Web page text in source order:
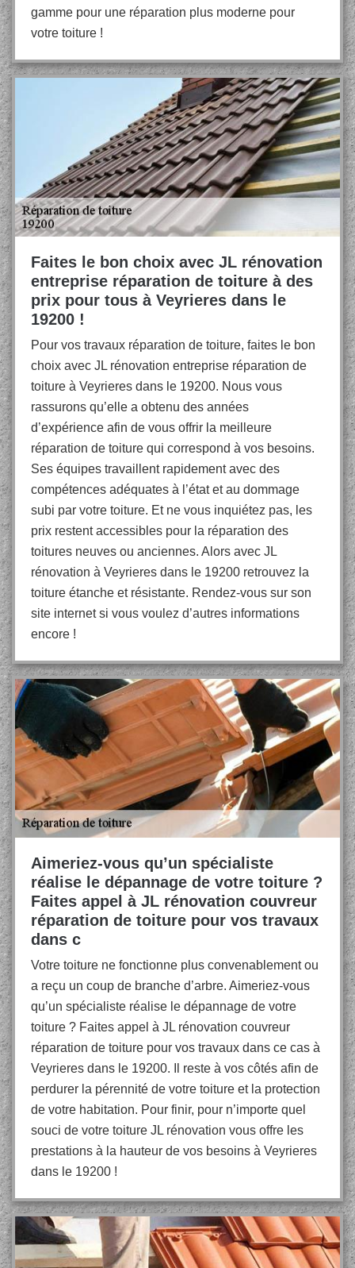
gamme pour une réparation plus moderne pour
votre toiture !
Faites le bon choix avec JL rénovation
entreprise réparation de toiture à des
prix pour tous à Veyrieres dans le
19200 !
Pour vos travaux réparation de toiture, faites le bon
choix avec JL rénovation entreprise réparation de
toiture à Veyrieres dans le 19200. Nous vous
rassurons qu’elle a obtenu des années
d’expérience afin de vous offrir la meilleure
réparation de toiture qui correspond à vos besoins.
Ses équipes travaillent rapidement avec des
compétences adéquates à l’état et au dommage
subi par votre toiture. Et ne vous inquiétez pas, les
prix restent accessibles pour la réparation des
toitures neuves ou anciennes. Alors avec JL
rénovation à Veyrieres dans le 19200 retrouvez la
toiture étanche et résistante. Rendez-vous sur son
site internet si vous voulez d’autres informations
encore !
Aimeriez-vous qu’un spécialiste
réalise le dépannage de votre toiture ?
Faites appel à JL rénovation couvreur
réparation de toiture pour vos travaux
dans c
Votre toiture ne fonctionne plus convenablement ou
a reçu un coup de branche d’arbre. Aimeriez-vous
qu’un spécialiste réalise le dépannage de votre
toiture ? Faites appel à JL rénovation couvreur
réparation de toiture pour vos travaux dans ce cas à
Veyrieres dans le 19200. Il reste à vos côtés afin de
perdurer la pérennité de votre toiture et la protection
de votre habitation. Pour finir, pour n’importe quel
souci de votre toiture JL rénovation vous offre les
prestations à la hauteur de vos besoins à Veyrieres
dans le 19200 !